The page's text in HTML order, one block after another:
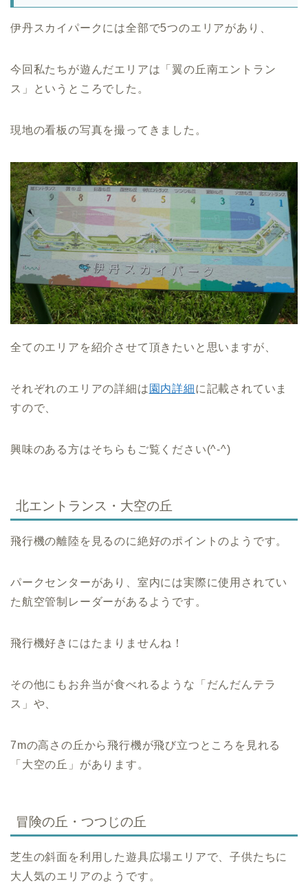
伊丹スカイパークには全部で5つのエリアがあり、
今回私たちが遊んだエリアは「翼の丘南エントラン
ス」というところでした。
現地の看板の写真を撮ってきました。
全てのエリアを紹介させて頂きたいと思いますが、
それぞれのエリアの詳細は 園内詳細に記載されていま
すので、
興味のある方はそちらもご覧ください(^-^)
北エントランス・大空の丘
飛行機の離陸を見るのに絶好のポイントのようです。
パークセンターがあり、室内には実際に使用されてい
た航空管制レーダーがあるようです。
飛行機好きにはたまりませんね！
その他にもお弁当が食べれるような「だんだんテラ
ス」や、
7mの高さの丘から飛行機が飛び立つところを見れる
「大空の丘」があります。
冒険の丘・つつじの丘
芝生の斜面を利用した遊具広場エリアで、子供たちに
大人気のエリアのようです。